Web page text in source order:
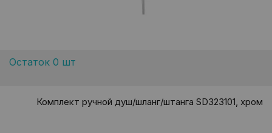
Остаток 0 шт
Комплект ручной душ/шланг/штанга SD323101, хром